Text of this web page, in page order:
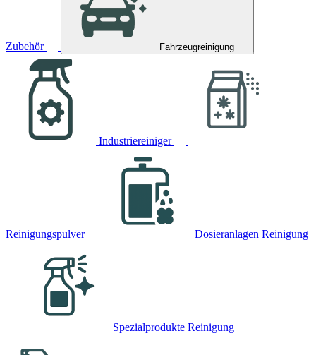
Zubehör Fahrzeugreinigung
Industriereiniger
Reinigungspulver Dosieranlagen Reinigung
Spezialprodukte Reinigung